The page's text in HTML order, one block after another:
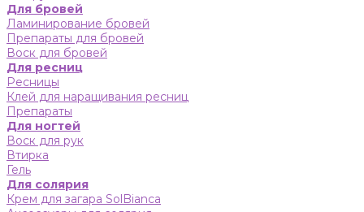
Для бровей
Ламинирование бровей
Препараты для бровей
Воск для бровей
Для ресниц
Ресницы
Клей для наращивания ресниц
Препараты
Для ногтей
Воск для рук
Втирка
Гель
Для солярия
Крем для загара SolBianca